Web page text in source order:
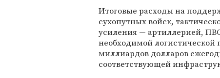
Итоговые расходы на
сухопутных войск,
усиления — артиллерией,
необходимой логистической
миллиардов долларов
соответствующей